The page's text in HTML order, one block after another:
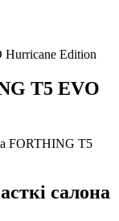
T5 EVO
салона